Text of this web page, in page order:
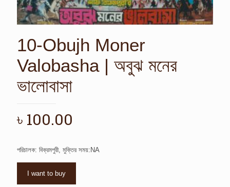
10-Obujh Moner
Valobasha | অবুঝ মনের
ভালোবাসা
৳ 100.00
পরিচালক: বিক্রমপুরী, মুক্তির সময়:NA
I want to buy